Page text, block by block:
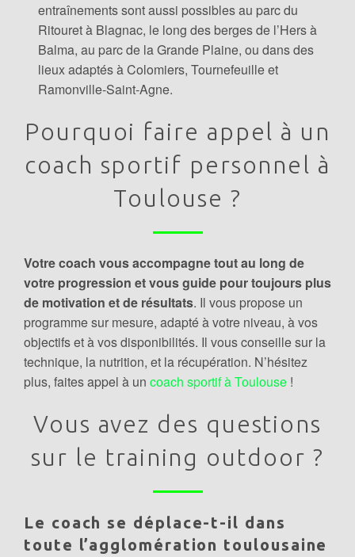
entraînements sont aussi possibles au parc du
Ritouret à Blagnac, le long des berges de l’Hers à
Balma, au parc de la Grande Plaine, ou dans des
lieux adaptés à Colomiers, Tournefeuille et
Ramonville-Saint-Agne.
Pourquoi faire appel à un
coach sportif personnel à
Toulouse ?
Votre coach vous accompagne tout au long de
votre progression et vous guide pour toujours plus
de motivation et de résultats. Il vous propose un
programme sur mesure, adapté à votre niveau, à vos
objectifs et à vos disponibilités. Il vous conseille sur la
technique, la nutrition, et la récupération. N’hésitez
plus, faites appel à un coach sportif à Toulouse !
Vous avez des questions
sur le training outdoor ?
Le coach se déplace-t-il dans
toute l’agglomération toulousaine